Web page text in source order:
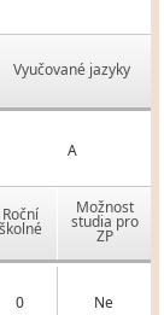
Vyučované jazyky
A
Roční
školné
Možnost
studia pro
ZP
0 Ne